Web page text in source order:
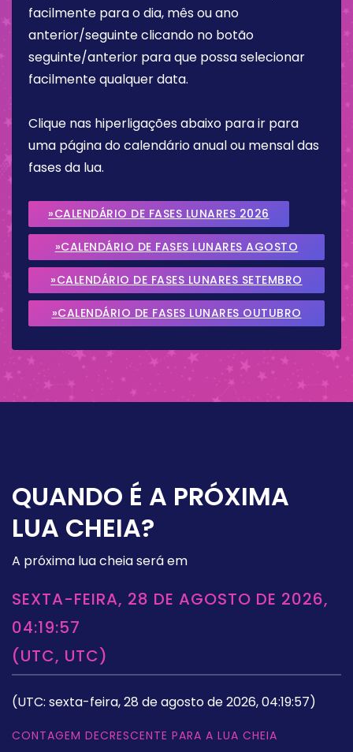
facilmente para o dia, mês ou ano
anterior/seguinte clicando no botão
seguinte/anterior para que possa selecionar
facilmente qualquer data.
Clique nas hiperligações abaixo para ir para
uma página do calendário anual ou mensal das
fases da lua.
»CALENDÁRIO DE FASES LUNARES 2026
»CALENDÁRIO DE FASES LUNARES AGOSTO
2026
»CALENDÁRIO DE FASES LUNARES SETEMBRO
2026
»CALENDÁRIO DE FASES LUNARES OUTUBRO
QUANDO É A PRÓXIMA
LUA CHEIA?
A próxima lua cheia será em
SEXTA-FEIRA, 28 DE AGOSTO DE 2026,
04:19:57
(UTC, UTC)
(UTC: sexta-feira, 28 de agosto de 2026, 04:19:57)
CONTAGEM DECRESCENTE PARA A LUA CHEIA